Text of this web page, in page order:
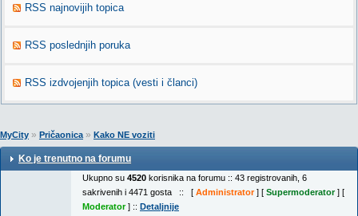
RSS najnovijih topica
RSS poslednjih poruka
RSS izdvojenjih topica (vesti i članci)
MyCity » Pričaonica» Kako NE voziti
Ko je trenutno na forumu
Ukupno su 4520 korisnika na forumu :: 43 registrovanih, 6
sakrivenih i 4471 gosta :: [ Administrator] [ Supermoderator] [
Moderator] :: Detaljnije